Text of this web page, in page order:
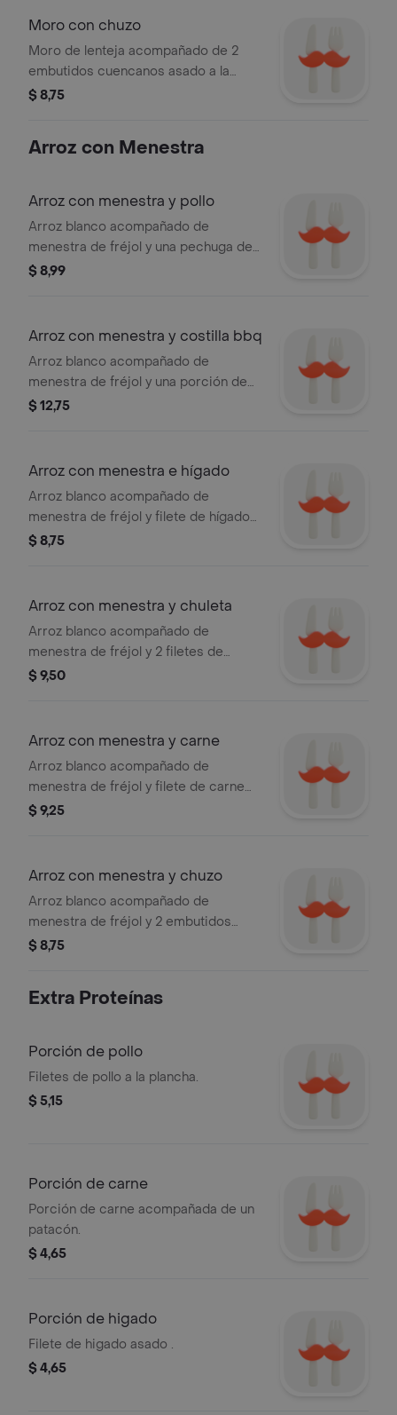
Moro con chuzo
Moro de lenteja acompañado de 2
embutidos cuencanos asado a la
parrilla. (adiciona menestra por un
$ 8,75
Arroz con Menestra
Arroz con menestra y pollo
Arroz blanco acompañado de
menestra de fréjol y una pechuga de
pollo asada.
$ 8,99
Arroz con menestra y costilla bbq
Arroz blanco acompañado de
menestra de fréjol y una porción de
costilla de cerdo bañada con salsa
$ 12,75
Arroz con menestra e hígado
Arroz blanco acompañado de
menestra de fréjol y filete de hígado
asado.
$ 8,75
Arroz con menestra y chuleta
Arroz blanco acompañado de
menestra de fréjol y 2 filetes de
chuleta.
$ 9,50
Arroz con menestra y carne
Arroz blanco acompañado de
menestra de fréjol y filete de carne
asada.
$ 9,25
Arroz con menestra y chuzo
Arroz blanco acompañado de
menestra de fréjol y 2 embutidos
cuencanos.
$ 8,75
Extra Proteínas
Porción de pollo
Filetes de pollo a la plancha.
$ 5,15
Porción de carne
Porción de carne acompañada de un
patacón.
$ 4,65
Porción de higado
Filete de higado asado .
$ 4,65